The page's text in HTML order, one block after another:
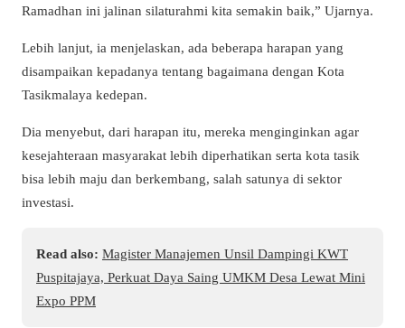
Ramadhan ini jalinan silaturahmi kita semakin baik,” Ujarnya.
Lebih lanjut, ia menjelaskan, ada beberapa harapan yang
disampaikan kepadanya tentang bagaimana dengan Kota
Tasikmalaya kedepan.
Dia menyebut, dari harapan itu, mereka menginginkan agar
kesejahteraan masyarakat lebih diperhatikan serta kota tasik
bisa lebih maju dan berkembang, salah satunya di sektor
investasi.
Read also: Magister Manajemen Unsil Dampingi KWT
Puspitajaya, Perkuat Daya Saing UMKM Desa Lewat Mini
Expo PPM